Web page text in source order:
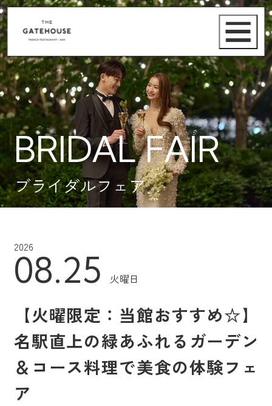
BRIDAL FAIR
ブライダルフェア
2026
08.25 火曜日
【火曜限定：当館おすすめ☆】
名駅直上の緑あふれるガーデン
＆コース料理で美食の体験フェ
ア